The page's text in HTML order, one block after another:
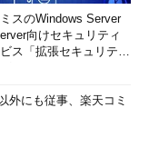
スのWindows Server
向けセキュリティ
ス「拡張セキュリティ
外にも従事、楽天コミ